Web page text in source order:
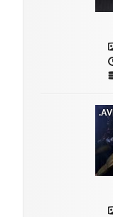
.AVI